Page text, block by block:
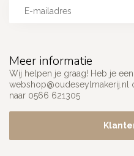
Meer informatie
Wij helpen je graag! Heb je
webshop@oudeseylmakerij.nl
naar 0566 621305